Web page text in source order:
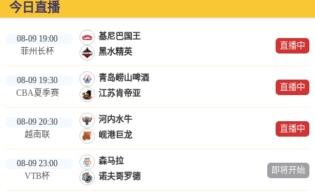
今日直播
08-09 19:00
菲州长杯
基尼巴国王
黑水精英
直播中
08-09 19:30
CBA夏季赛
青岛崂山啤酒
江苏肯帝亚
直播中
08-09 20:30
越南联
河内水牛
岘港巨龙
直播中
08-09 23:00
VTB杯
森马拉
诺夫哥罗德
即将开始